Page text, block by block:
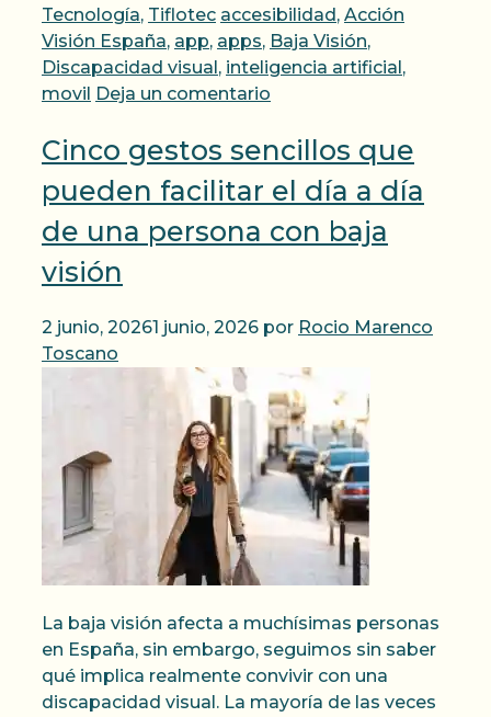
Tecnología, Tiflotec Etiquetas
accesibilidad, Acción
Visión España, app, apps, Baja Visión,
Discapacidad visual, inteligencia artificial,
movil Deja un comentario
Cinco gestos sencillos que
pueden facilitar el día a día
de una persona con baja
visión
2 junio, 20261 junio, 2026 por Rocio Marenco
Toscano
La baja visión afecta a muchísimas personas
en España, sin embargo, seguimos sin saber
qué implica realmente convivir con una
discapacidad visual. La mayoría de las veces